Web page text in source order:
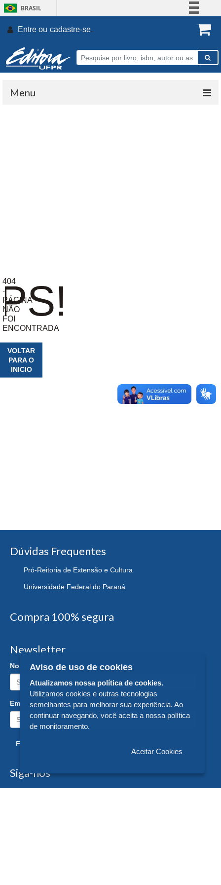
BRASIL
Participe
Entre ou cadastre-se.
Menu
404
-
PÁGINA
NÃO
FOI
ENCONTRADA
VOLTAR
PARA O
INICIO
Dúvidas Frequentes
Pró-Reitoria de Extensão e Cultura
Universidade Federal do Paraná
Compra 100% segura
Newsletter
Nome:
Email:
Enviar
Siga-nos
Aviso de uso de cookies
Atualizamos nossa política de cookies.
Utilizamos cookies e outras tecnologias
semelhantes para melhorar sua experiência. Ao
continuar navegando, você aceita a nossa política
de monitoramento.
Aceitar Cookies